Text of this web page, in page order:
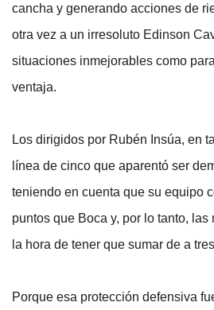
cancha y generando acciones de
otra vez a un irresoluto Edinson
situaciones inmejorables como
ventaja.
Los dirigidos por Rubén Insúa, en
línea de cinco que aparentó ser
teniendo en cuenta que su equipo
puntos que Boca y, por lo tanto,
la hora de tener que sumar de a
Porque esa protección defensiva